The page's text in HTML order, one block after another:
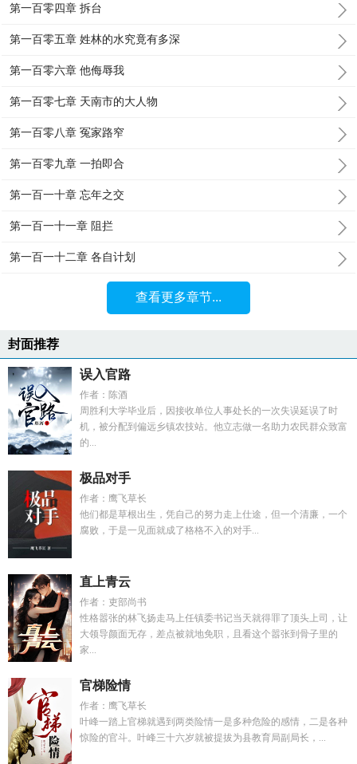
第一百零四章 拆台
第一百零五章 姓林的水究竟有多深
第一百零六章 他侮辱我
第一百零七章 天南市的大人物
第一百零八章 冤家路窄
第一百零九章 一拍即合
第一百一十章 忘年之交
第一百一十一章 阻拦
第一百一十二章 各自计划
查看更多章节...
封面推荐
误入官路
作者：陈酒
周胜利大学毕业后，因接收单位人事处长的一次失误延误了时
机，被分配到偏远乡镇农技站。他立志做一名助力农民群众致富
的...
极品对手
作者：鹰飞草长
他们都是草根出生，凭自己的努力走上仕途，但一个清廉，一个
腐败，于是一见面就成了格格不入的对手...
直上青云
作者：吏部尚书
性格嚣张的林飞扬走马上任镇委书记当天就得罪了顶头上司，让
大领导颜面无存，差点被就地免职，且看这个嚣张到骨子里的
家...
官梯险情
作者：鹰飞草长
叶峰一踏上官梯就遇到两类险情一是多种危险的感情，二是各种
惊险的官斗。叶峰三十六岁就被提拔为县教育局副局长，...